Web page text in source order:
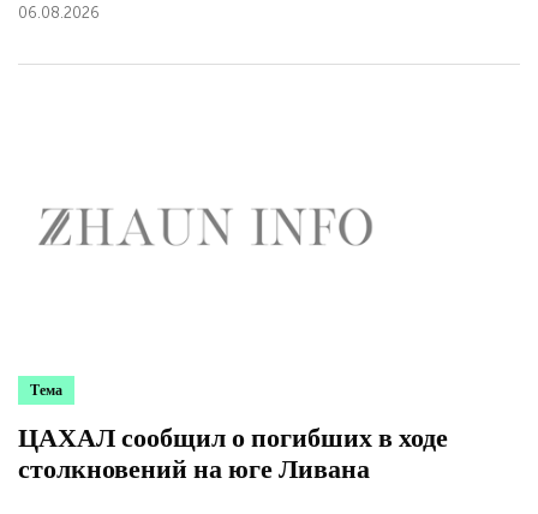
06.08.2026
Тема
ЦАХАЛ сообщил о погибших в ходе
столкновений на юге Ливана